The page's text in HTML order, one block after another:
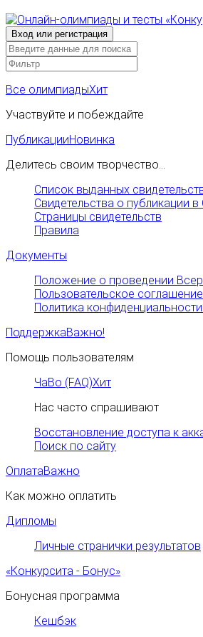
Все олимпиадыХит
Участвуйте и побеждайте
ПубликацииНовинка
Делитесь своим творчество...
Список выданных
Свидетельства о публикации
Страницы свидетельств
Правила
Документы
Положение о проведении
Пользовательское соглашение
Политика
ПоддержкаВажно!
Помощь пользователям
ЧаВо (FAQ)Хит
Нас часто спрашивают
Восстановление доступа к
Поиск по сайту
ОплатаВажно
Как можно оплатить
Дипломы
Личные странички результатов
«Конкурсита - Бонус»
Бонусная программа
Кешбэк